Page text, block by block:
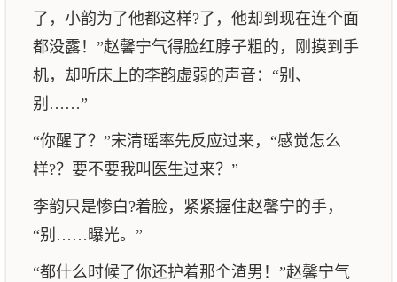
了，小韵为了他都这样?了，他却到现在连个面
都没露！”赵馨宁气得脸红脖子粗的，刚摸到手
机，却听床上的李韵虚弱的声音：“别、
别……”
“你醒了？”宋清瑶率先反应过来，“感觉怎么
样?？要不要我叫医生过来？”
李韵只是惨白?着脸，紧紧握住赵馨宁的手，
“别……曝光。”
“都什么时候了你还护着那个渣男！”赵馨宁气